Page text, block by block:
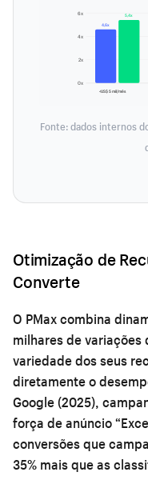
0x
2x
4x
6x
<US$ 5 mil/mês
4,6x
5,4x
Fonte: dados internos
Otimização de
Converte
O PMax combina
milhares de variações
variedade dos seus
diretamente o
Google (2025),
força de anúncio
conversões que
35% mais que as